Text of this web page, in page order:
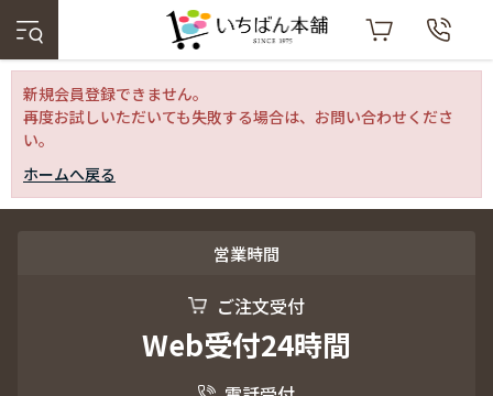
新規会員登録できません。
再度お試しいただいても失敗する場合は、お問い合わせくださ
い。
ホームへ戻る
営業時間
ご注文受付
Web受付24時間